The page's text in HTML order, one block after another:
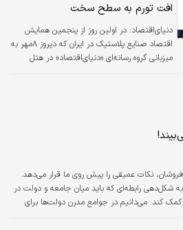
افت تورم به سطح سخت
دنیای‌اقتصاد: در اولین روز از پنجمین همایش
اقتصاد صنایع پلاستیک در ایران که دیروز ۸مهر به
میزبانی گروه رسانه‌ای «دنیای‌اقتصاد» در هتل
زیر ۳۰‌درصد و دیگری تورم محیرالعقول…
نکات عمیقی را پیش روی ما قرار می‌دهد.
شکل‌دهی رابطه‌ای که باید میان جامعه و دولت در
کمک کند. می‌دانیم در جوامع مدرن دولت‌ها برای